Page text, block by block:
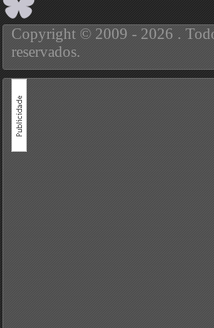
Copyright © 2009 - 2026 .
reservados.